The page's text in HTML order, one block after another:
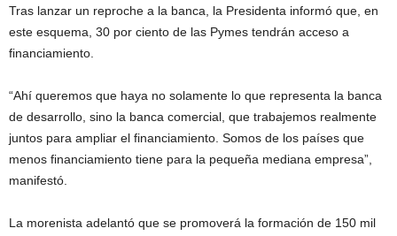
Tras lanzar un reproche a la banca, la Presidenta informó que, en
este esquema, 30 por ciento de las Pymes tendrán acceso a
financiamiento.
“Ahí queremos que haya no solamente lo que representa la banca
de desarrollo, sino la banca comercial, que trabajemos realmente
juntos para ampliar el financiamiento. Somos de los países que
menos financiamiento tiene para la pequeña mediana empresa”,
manifestó.
La morenista adelantó que se promoverá la formación de 150 mil